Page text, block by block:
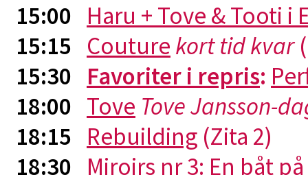
15:00 Haru + Tove & Tooti i
15:15 Couture kort tid kvar
15:30 Favoriter i repris:
18:00 Tove Tove Jansson-
18:15 Rebuilding (Zita 2)
18:30 Miroirs nr 3: En båt